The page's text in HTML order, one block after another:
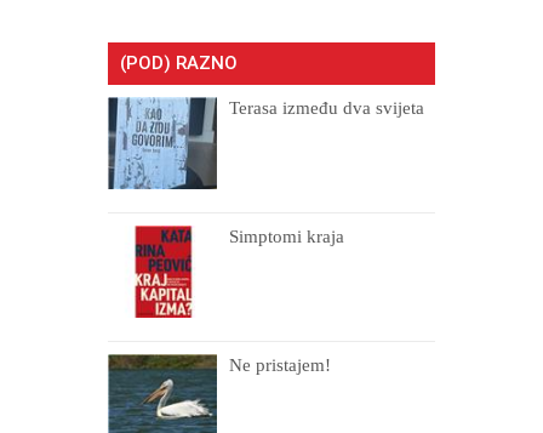
(POD) RAZNO
Terasa između dva svijeta
Simptomi kraja
Ne pristajem!